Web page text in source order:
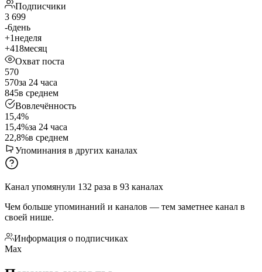
Подписчики
3 699
-6день
+1неделя
+418месяц
Охват поста
570
570за 24 часа
845в среднем
Вовлечённость
15,4%
15,4%за 24 часа
22,8%в среднем
Упоминания в других каналах
Канал упомянули 132 раза в 93 каналах
Чем больше упоминаний и каналов — тем заметнее канал в
своей нише.
Информация о подписчиках
Мах